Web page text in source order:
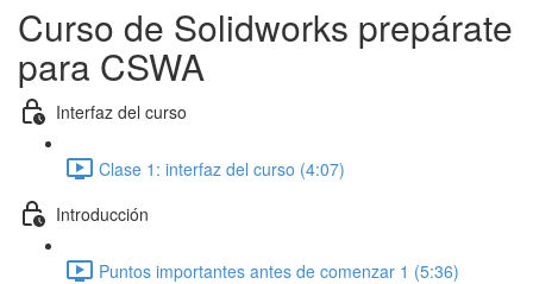
Curso de Solidworks prepárate
para CSWA
Interfaz del curso
Clase 1: interfaz del curso (4:07)
Introducción
Puntos importantes antes de comenzar 1 (5:36)